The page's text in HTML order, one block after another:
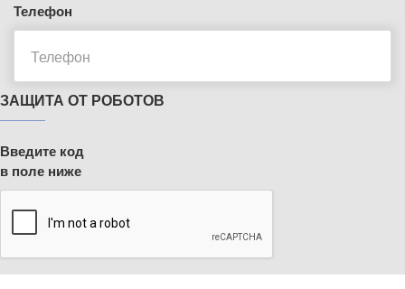
Телефон
ЗАЩИТА ОТ РОБОТОВ
Введите код
в поле ниже